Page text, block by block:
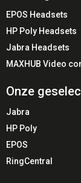
⚠️
⚠️ Alleen
⚠️ Niet
🔍
🎧
alternatieve
EPOS Headsets
HP Poly Headsets
Jabra Headsets
MAXHUB Video
Onze
Jabra
HP Poly
EPOS
RingCentral